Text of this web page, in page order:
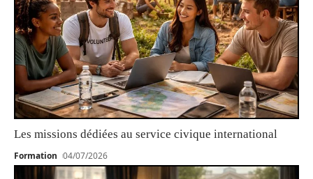
Les missions dédiées au service civique international
Formation 04/07/2026